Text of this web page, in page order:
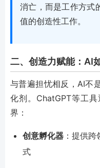
消亡，而是工作方
值的创造性工作。
二、创造力赋能：AI
与普遍担忧相反，AI不
化剂。ChatGPT等工
界：
创意孵化器 ：提供
式